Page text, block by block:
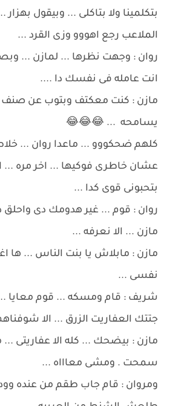
بتكلمينا ولا بتاكلى ... وبيقول
الملاعب رجع اهووو وزى القرد ...
روان : وجهت نظرها ... لمازن ...
انت عامله فى نفسك دا ....
مازن : كنت معكتف وبتوب عن صنف
يسامحه ... 😂😂😂
كلهم ضحكووو ... ماعدا روان ...
عشان خاطرى فوكيها ... اخر مره ...
بتحبونى قوى كدا ...
روان : قوم ... غير هدومك دى واحلق
مازن ... الا نعرفه ...
مازن : مابلاش يا بنت الناس ... ها
نفسى ...
شريف : قام ومسكه ... قوم معايا ...
جتتك العفاريت الزرق ... الا
مازن : بيضحك ... كله الا عفاريتى
سمحت . ومشى معاااه ...
ومروان : قام جاب طقم من عنده